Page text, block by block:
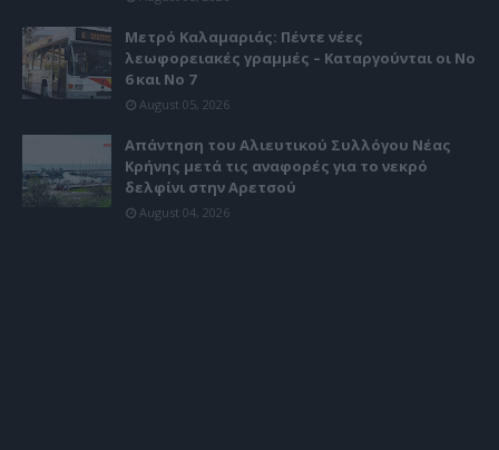
Μετρό Καλαμαριάς: Πέντε νέες
λεωφορειακές γραμμές – Καταργούνται οι Νο
6 και Νο 7
August 05, 2026
Απάντηση του Αλιευτικού Συλλόγου Νέας
Κρήνης μετά τις αναφορές για το νεκρό
δελφίνι στην Αρετσού
August 04, 2026